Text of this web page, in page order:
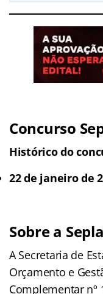
Concurso
Histórico do
22 de janeiro de
Sobre a
A Secretaria de
Orçamento e
Complementar nº